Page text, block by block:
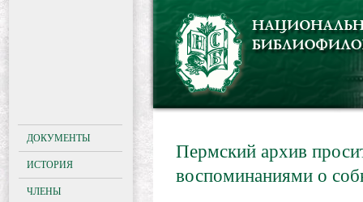
Пермский архив
воспоминаниями о
ДОКУМЕНТЫ
ИСТОРИЯ
ЧЛЕНЫ